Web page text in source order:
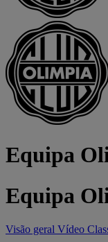
Equipa
Equipa
Visão geral Vídeo